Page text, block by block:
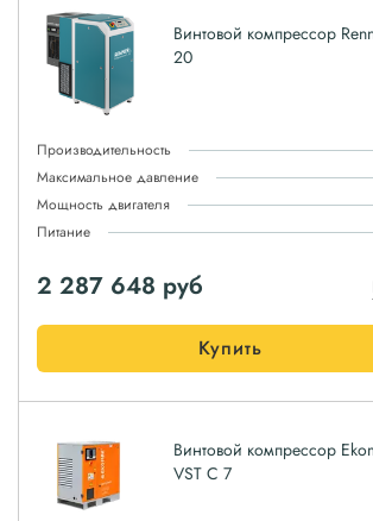
Винтовой компрессор
20
Производительность
Максимальное давление
Мощность двигателя
Питание
2 287 648 руб
Купить
Винтовой компрессор
VST C 7